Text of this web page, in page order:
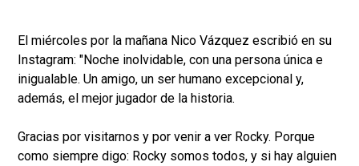
El miércoles por la mañana Nico Vázquez escribió en su
Instagram: "Noche inolvidable, con una persona única e
inigualable. Un amigo, un ser humano excepcional y,
además, el mejor jugador de la historia.
Gracias por visitarnos y por venir a ver Rocky. Porque
como siempre digo: Rocky somos todos, y si hay alguien